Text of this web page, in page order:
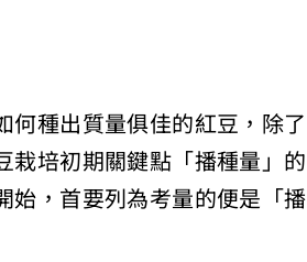
何種出質量俱佳的紅豆，除了
栽培初期關鍵點「播種量」的
，首要列為考量的便是「播